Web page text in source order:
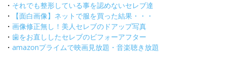
・ それでも整形している事を認めないセレブ達
・
【面白画像】ネットで服を買った結果・・・
・ 画像修正無し！美人セレブのドアップ写真
・ 歯をお直ししたセレブのビフォーアフター
・ amazonプライムで映画見放題・音楽聴き放題